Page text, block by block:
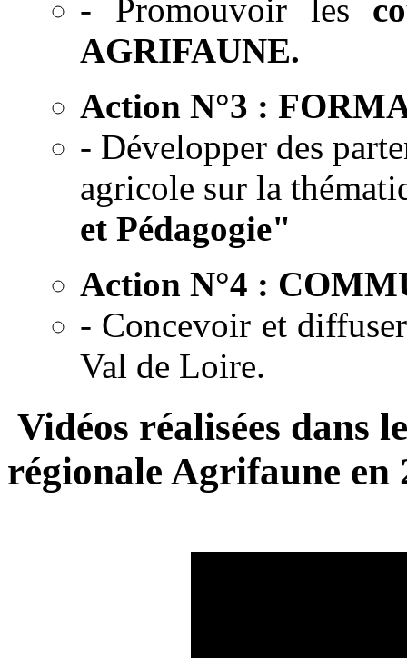
- Promouvoir les
AGRIFAUNE.
Action N°3 :
- Développer des
agricole sur la
et Pédagogie"
Action N°4 :
- Concevoir et
Val de Loire.
Vidéos réalisées dans
régionale Agrifaune en